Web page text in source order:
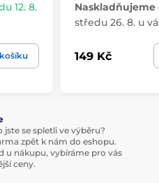
12. 8.
Naskladňujeme
středu 26. 8. u
149 Kč
se spletli ve výběru?
zpět k nám do eshopu.
u nákupu, vybíráme pro vás
ceny.